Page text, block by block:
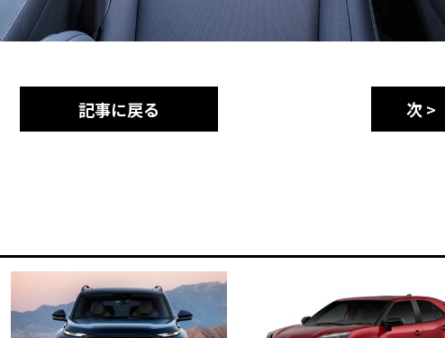
記事に戻る 次 >